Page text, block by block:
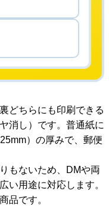
どちらにも印刷できる
消し）です。普通紙に
）の厚みで、郵便
もないため、DMや両
い用途に対応します。
品です。